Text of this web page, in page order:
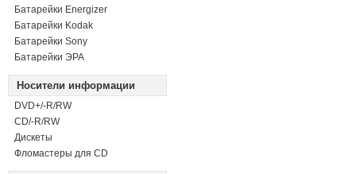
Батарейки Energizer
Батарейки Kodak
Батарейки Sony
Батарейки ЭРА
Носители информации
DVD+/-R/RW
СD/-R/RW
Дискеты
Фломастеры для CD